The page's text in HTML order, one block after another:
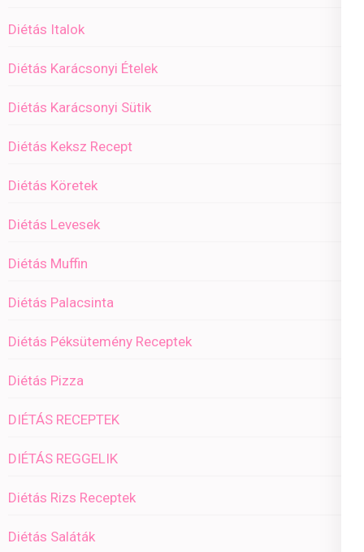
Diétás Italok
Diétás Karácsonyi Ételek
Diétás Karácsonyi Sütik
Diétás Keksz Recept
Diétás Köretek
Diétás Levesek
Diétás Muffin
Diétás Palacsinta
Diétás Péksütemény Receptek
Diétás Pizza
DIÉTÁS RECEPTEK
DIÉTÁS REGGELIK
Diétás Rizs Receptek
Diétás Saláták